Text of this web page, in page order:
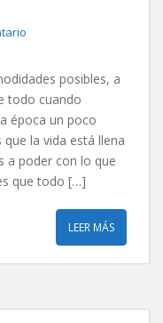
posibles, a
todo cuando
época un poco
la vida está llena
a poder con lo que
que todo […]
LEER MÁS